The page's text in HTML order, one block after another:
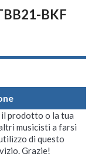
BKF
il prodotto o la tua
musicisti a farsi
di questo
Grazie!